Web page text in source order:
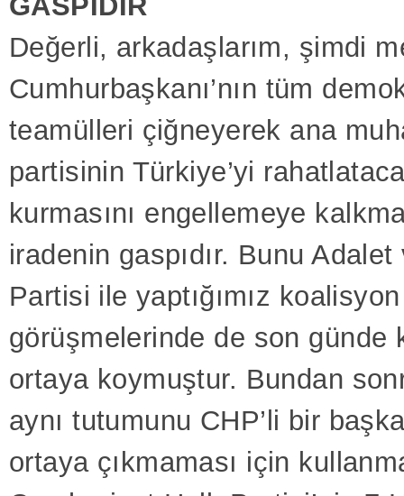
Değerli, arkadaşlarım, şimdi
Cumhurbaşkanı’nın tüm
teamülleri çiğneyerek ana
partisinin Türkiye’yi
kurmasını engellemeye
iradenin gaspıdır. Bunu
Partisi ile yaptığımız koalisyon
görüşmelerinde de son günde
ortaya koymuştur. Bundan
aynı tutumunu CHP’li bir
ortaya çıkmaması için